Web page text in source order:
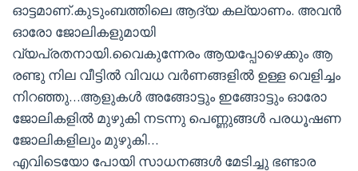
ഓട്ടമാണ്.കുടുംബത്തിലെ ആദ്യ കല്യാണം. അവന്‍
ഓരോ ജോലികളുമായി
വ്യപ്രതനായി.വൈകുന്നേരം ആയപ്പോഴെക്കും ആ
രണ്ടു നില വീട്ടില്‍ വിവധ വര്‍ണങ്ങളില്‍ ഉള്ള വെളിച്ചം
നിറഞ്ഞു…ആളുകള്‍ അങ്ങോട്ടും ഇങ്ങോട്ടും ഓരോ
ജോലികളില്‍ മുഴുകി നടന്നു പെണ്ണുങ്ങള്‍ പരധൂഷണ
ജോലികളിലും മുഴുകി…
എവിടെയോ പോയി സാധനങ്ങള്‍ മേടിച്ചു ഭണ്ടാര